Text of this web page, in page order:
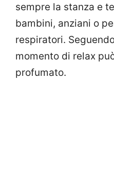
sempre la stanza e
bambini, anziani o
respiratori.
momento di relax
profumato.